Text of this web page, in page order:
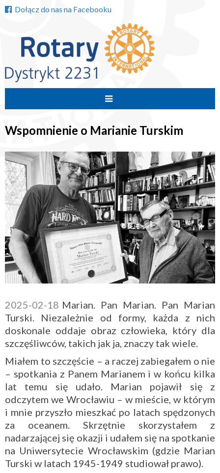
Dołącz do nas na Facebooku
treści
Wspomnienie o Marianie Turskim
2025-02-18 Marian. Pan Marian. Pan Marian
Turski. Niezależnie od formy, każda z nich
doskonale oddaje obraz człowieka, który dla
szczęśliwców, takich jak ja, znaczy tak wiele.
Miałem to szczęście – a raczej zabiegałem o nie
– spotkania z Panem Marianem i w końcu kilka
lat temu się udało. Marian pojawił się z
odczytem we Wrocławiu – w mieście, w którym
i mnie przyszło mieszkać po latach spędzonych
za oceanem. Skrzętnie skorzystałem z
nadarzającej się okazji i udałem się na spotkanie
na Uniwersytecie Wrocławskim (gdzie Marian
Turski w latach 1945-1949 studiował prawo).